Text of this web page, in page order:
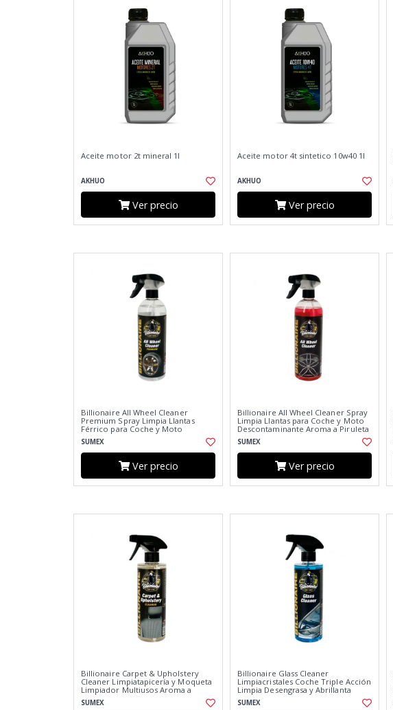
Aceite motor 2t mineral 1l
AKHUO
Ver precio
Aceite motor 4t sintetico 10w40 1l
AKHUO
Ver precio
Billionaire All Wheel Cleaner
Premium Spray Limpia Llantas
Férrico para Coche y Moto
Disuelve Toda la Suciedad 750ml
SUMEX
Ver precio
Billionaire All Wheel Cleaner Spray
Limpia Llantas para Coche y Moto
Descontaminante Aroma a Piruleta
750ml
SUMEX
Ver precio
Billionaire Carpet & Upholstery
Cleaner Limpiatapicería y Moqueta
Limpiador Multiusos Aroma a
Suavizante 500ml
SUMEX
Billionaire Glass Cleaner
Limpiacristales Coche Triple Acción
Limpia Desengrasa y Abrillanta
Pistola de Espuma 500ml
SUMEX